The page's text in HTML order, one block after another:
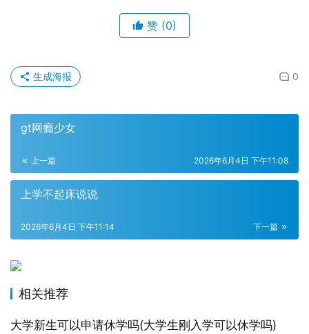
赞 (0)
0
生成海报
gt网瘾少女
上一篇 2026年6月4日 下午11:08
上学不起床说说
下一篇
2026年6月4日 下午11:14
相关推荐
大学新生可以申请休学吗(大学生刚入学可以休学吗)